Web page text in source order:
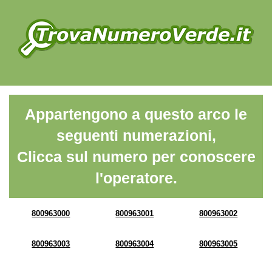
Appartengono a questo arco le
seguenti numerazioni,
Clicca sul numero per conoscere
l'operatore.
800963000 800963001 800963002
800963003 800963004 800963005